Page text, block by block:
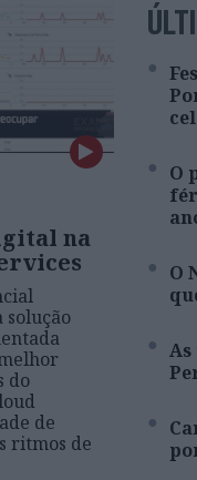
na
solução
do
de
ritmos de
O
O